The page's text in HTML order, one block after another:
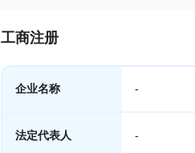
工商注册
企业名称 -
法定代表人 -